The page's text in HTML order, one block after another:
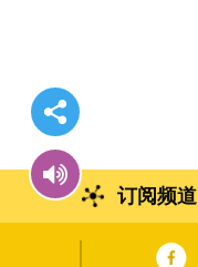
订阅频道